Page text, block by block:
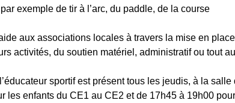
exemple de tir à l’arc, du paddle, de la course
aux associations locales à travers la mise en
activités, du soutien matériel, administratif ou tout
sportif est présent tous les jeudis, à la salle
les enfants du CE1 au CE2 et de 17h45 à 19h00